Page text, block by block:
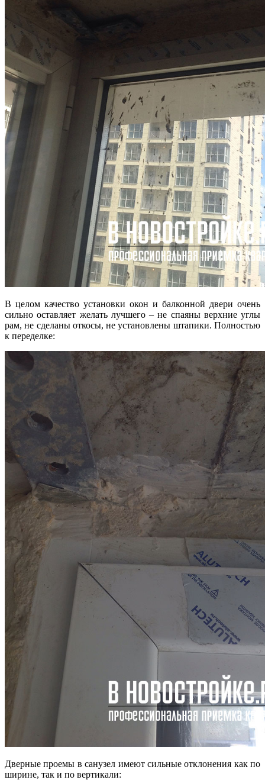
В целом качество установки окон и балконной двери очень
сильно оставляет желать лучшего – не спаяны верхние углы
рам, не сделаны откосы, не установлены штапики. Полностью
к переделке:
Дверные проемы в санузел имеют сильные отклонения как по
ширине, так и по вертикали: